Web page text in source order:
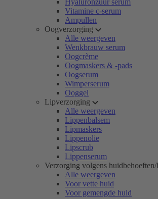
Hyaluronzuur serum
Vitamine c-serum
Ampullen
Oogverzorging
Alle weergeven
Wenkbrauw serum
Oogcrème
Oogmaskers & -pads
Oogserum
Wimperserum
Ooggel
Lipverzorging
Alle weergeven
Lippenbalsem
Lipmaskers
Lippenolie
Lipscrub
Lippenserum
Verzorging volgens
Alle weergeven
Voor vette huid
Voor gemengde huid